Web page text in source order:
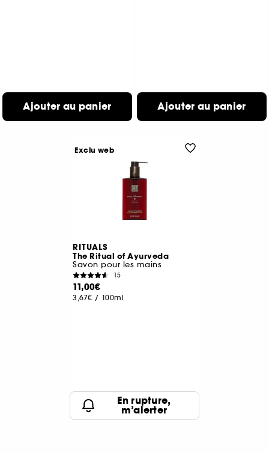
Ajouter au panier Ajouter au panier
RITUALS
The Ritual of Ayurveda
Savon pour les mains
15
11,00€
3,67€ / 100ml
En rupture,
m’alerter
Exclu web